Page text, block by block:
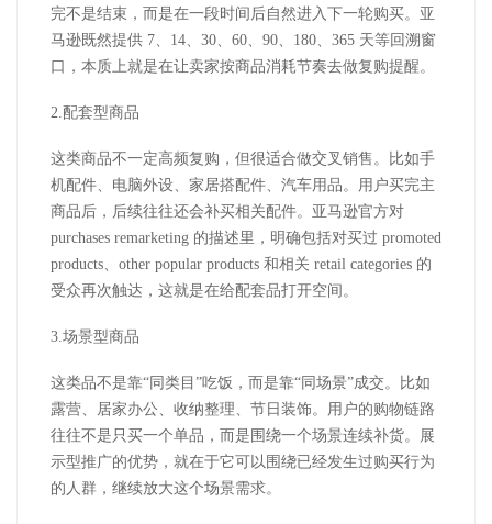
完不是结束，而是在一段时间后自然进入下一轮购买。亚
马逊既然提供 7 14 30 60 90 180 365 天等回溯窗
口，本质上就是在让卖家按商品消耗节奏去做复购提醒。
2. 配套型商品
这类商品不一定高频复购，但很适合做交叉销售。比如手
机配件、电脑外设、家居搭配件、汽车用品。用户买完主
商品后，后续往往还会补买相关配件。亚马逊官方对
purchases remarketing 的描述里，明确包括对买过 promoted
products
other popular products 和相关 retail categories 的
受众再次触达，这就是在给配套品打开空间。
3. 场景型商品
这类品不是靠“同类目”吃饭，而是靠“同场景”成交。比如
露营、居家办公、收纳整理、节日装饰。用户的购物链路
往往不是只买一个单品，而是围绕一个场景连续补货。展
示型推广的优势，就在于它可以围绕已经发生过购买行为
的人群，继续放大这个场景需求。